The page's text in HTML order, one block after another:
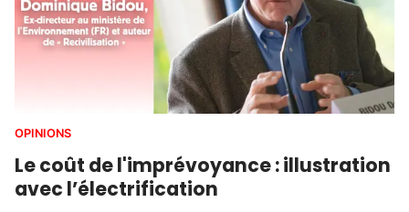
OPINIONS
Le coût de l'imprévoyance : illustration
avec l’électrification